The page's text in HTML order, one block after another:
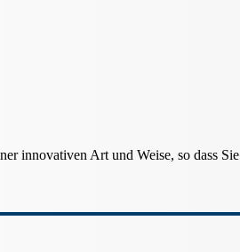
innovativen Art und Weise, so dass